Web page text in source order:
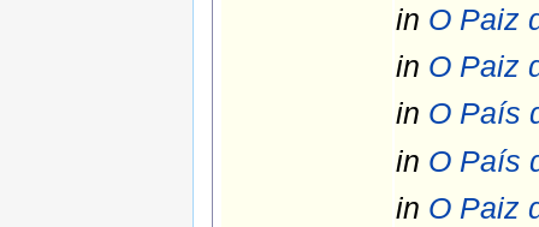
in O Paiz
in O Paiz
in O País
in O País
in O Paiz